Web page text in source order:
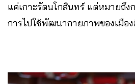
แค่เกาะรัตนโกสินทร์ แต่หมายถึง
การไปใช้พัฒนากายภาพของเมือ